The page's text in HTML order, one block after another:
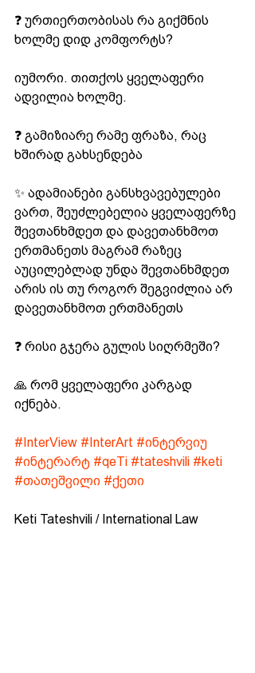
❓ ურთიერთობისას რა გიქმნის
ხოლმე დიდ კომფორტს?
იუმორი. თითქოს ყველაფერი
ადვილია ხოლმე.
❓ გამიზიარე რამე ფრაზა, რაც
ხშირად გახსენდება
✨ ადამიანები განსხვავებულები
ვართ, შეუძლებელია ყველაფერზე
შევთანხმდეთ და დავეთანხმოთ
ერთმანეთს მაგრამ რაზეც
აუცილებლად უნდა შევთანხმდეთ
არის ის თუ როგორ შეგვიძლია არ
დავეთანხმოთ ერთმანეთს
❓ რისი გჯერა გულის სიღრმეში?
🙏 რომ ყველაფერი კარგად
იქნება.
#InterView #InterArt #ინტერვიუ
#ინტერარტ #qeTi #tateshvili #keti
#თათეშვილი #ქეთი
Keti Tateshvili / International Law